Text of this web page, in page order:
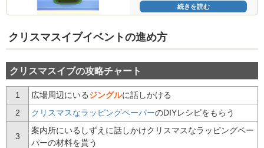
続きを読む
クリスマスイブイベントの進め方
クリスマスイブの攻略チャート
1 広場周辺にいるジングルに話しかける
2
クリスマスなラッピングペーパーのDIYレシピをもらう
3
案内所にいるしずえに話しかけクリスマスなラッピングペー
パーの材料を貰う